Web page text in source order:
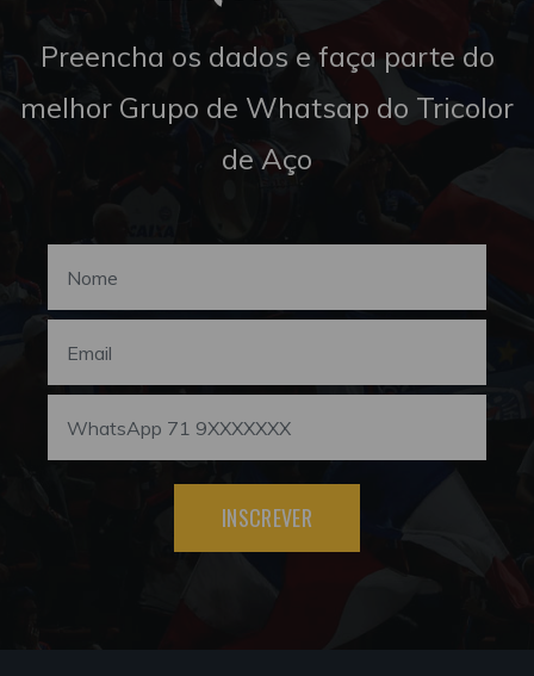
Preencha os dados e faça parte do
melhor Grupo de Whatsap do Tricolor
de Aço
INSCREVER